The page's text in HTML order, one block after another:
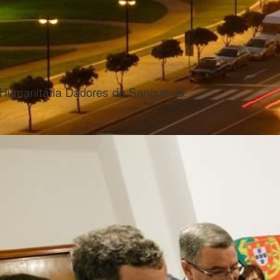
Voltar ao topo
Dadores de Sangue da